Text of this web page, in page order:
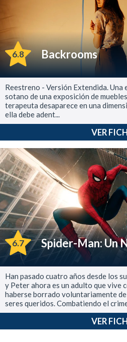
6.8 Backrooms
Reestreno - Versión Extendida. Una
sotano de una exposición de
terapeuta desaparece en una
ella debe adent...
VER
6.7 Spider-Man: Un
Han pasado cuatro años desde los
y Peter ahora es un adulto que vive
haberse borrado voluntariamente de
seres queridos. Combatiendo el
VER